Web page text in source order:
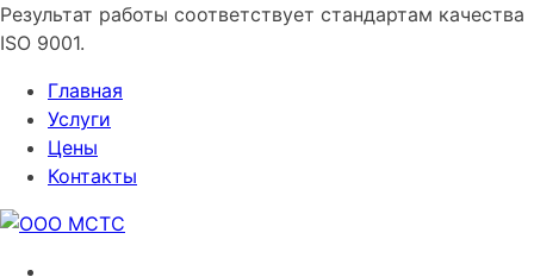
Результат работы соответствует стандартам качества
ISO 9001.
Главная
Услуги
Цены
Контакты